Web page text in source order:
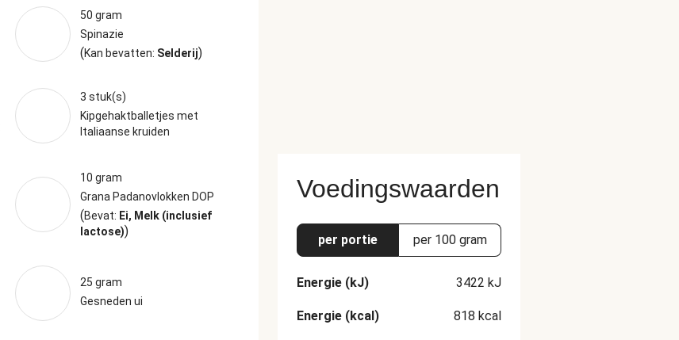
50 gram
Spinazie
(Kan bevatten: Selderij)
3 stuk(s)
Kipgehaktballetjes met
Italiaanse kruiden
10 gram
Grana Padanovlokken DOP
(Bevat: Ei, Melk (inclusief
lactose))
25 gram
Gesneden ui
Voedingswaarden
per portie per 100 gram
Energie (kJ) 3422 kJ
Energie (kcal) 818 kcal